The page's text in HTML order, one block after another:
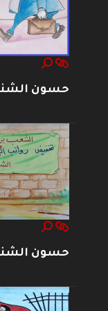
حسون
حسون